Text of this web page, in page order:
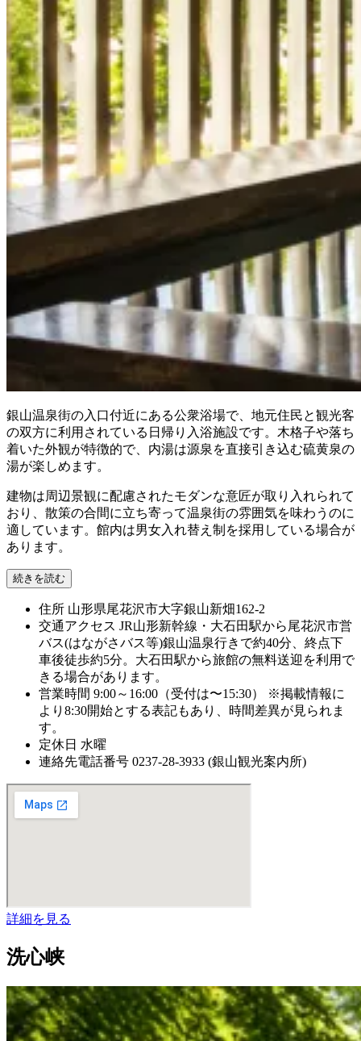
銀山温泉街の入口付近にある公衆浴場で、地元住民と観光客
の双方に利用されている日帰り入浴施設です。木格子や落ち
着いた外観が特徴的で、内湯は源泉を直接引き込む硫黄泉の
湯が楽しめます。
建物は周辺景観に配慮されたモダンな意匠が取り入れられて
おり、散策の合間に立ち寄って温泉街の雰囲気を味わうのに
適しています。館内は男女入れ替え制を採用している場合が
あります。
続きを読む
住所 山形県尾花沢市大字銀山新畑162-2
交通アクセス JR山形新幹線・大石田駅から尾花沢市営
バス(はながさバス等)銀山温泉行きで約40分、終点下
車後徒歩約5分。大石田駅から旅館の無料送迎を利用で
きる場合があります。
営業時間 9:00～16:00（受付は〜15:30） ※掲載情報に
より8:30開始とする表記もあり、時間差異が見られま
す。
定休日 水曜
連絡先電話番号 0237-28-3933 (銀山観光案内所)
詳細を見る
洗心峡